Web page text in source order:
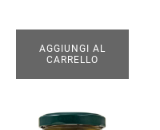
AGGIUNGI AL
CARRELLO
Questo